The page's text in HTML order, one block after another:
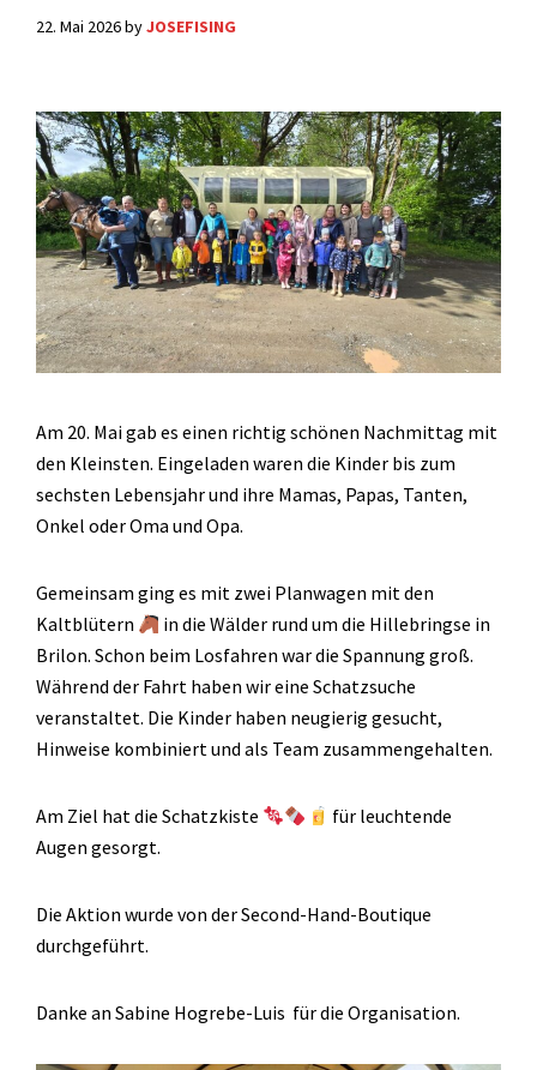
22. Mai 2026byJOSEFISING
Am 20. Mai gab es einen richtig schönen Nachmittag mit
den Kleinsten. Eingeladen waren die Kinder bis zum
sechsten Lebensjahr und ihre Mamas, Papas, Tanten,
Onkel oder Oma und Opa.
Gemeinsam ging es mit zwei Planwagen mit den
Kaltblütern
in die Wälder rund um die Hillebringse in
Brilon. Schon beim Losfahren war die Spannung groß.
Während der Fahrt haben wir eine Schatzsuche
veranstaltet. Die Kinder haben neugierig gesucht,
Hinweise kombiniert und als Team zusammengehalten.
Am Ziel hat die Schatzkiste
für leuchtende
Augen gesorgt.
Die Aktion wurde von der Second-Hand-Boutique
durchgeführt.
Danke an Sabine Hogrebe-Luis für die Organisation.